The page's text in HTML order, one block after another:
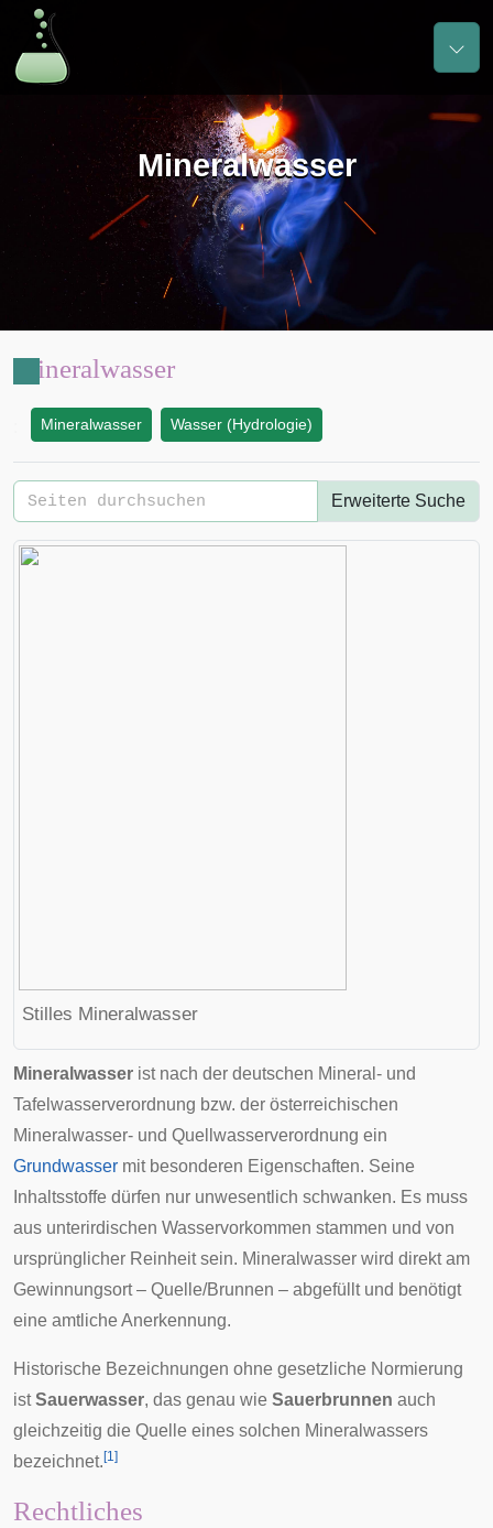
Mineralwasser
Mineralwasser
Mineralwasser Wasser (Hydrologie)
Erweiterte Suche
Stilles Mineralwasser
Mineralwasser ist nach der deutschen Mineral- und
Tafelwasserverordnung bzw. der österreichischen
Mineralwasser- und Quellwasserverordnung ein
Grundwasser mit besonderen Eigenschaften. Seine
Inhaltsstoffe dürfen nur unwesentlich schwanken. Es muss
aus unterirdischen Wasservorkommen stammen und von
ursprünglicher Reinheit sein. Mineralwasser wird direkt am
Gewinnungsort – Quelle/Brunnen – abgefüllt und benötigt
eine amtliche Anerkennung.
Historische Bezeichnungen ohne gesetzliche Normierung
istSauerwasser, das genau wie Sauerbrunnen auch
gleichzeitig die Quelle eines solchen Mineralwassers
bezeichnet. [1]
Rechtliches